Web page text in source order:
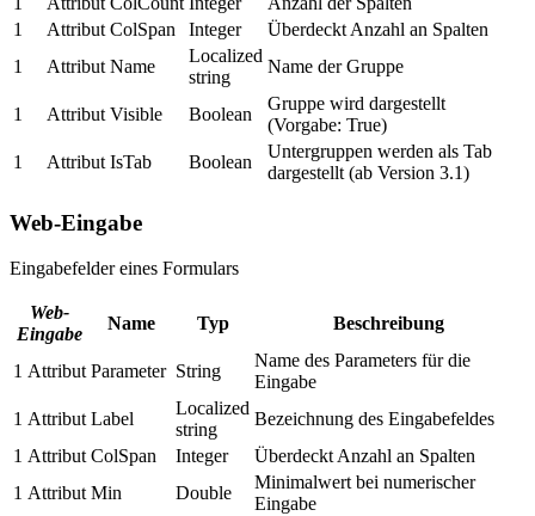
1
Attribut ColSpan Integer
Überdeckt Anzahl an Spalten
1
Attribut Name
Localized
string
Name der Gruppe
1 Attribut Visible Boolean
Gruppe wird dargestellt
(Vorgabe: True)
1
Attribut IsTab Boolean
Untergruppen werden als Tab
dargestellt (ab Version 3.1)
Web-Eingabe
Eingabefelder eines Formulars
Web-
Eingabe
Name Typ Beschreibung
1 Attribut Parameter String
Name des Parameters für die
Eingabe
1 Attribut Label
Localized
string
Bezeichnung des Eingabefeldes
1 Attribut ColSpan Integer
Überdeckt Anzahl an Spalten
1 Attribut Min Double
Minimalwert bei numerischer
Eingabe